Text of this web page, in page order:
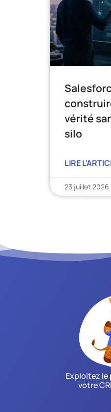
vérité
silo
LIRE
23 juillet 2026
Exploitez
votre